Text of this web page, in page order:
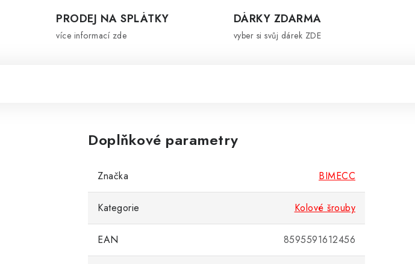
PRODEJ NA SPLÁTKY
více informací zde
DÁRKY ZDARMA
vyber si svůj dárek ZDE
Doplňkové parametry
Značka BIMECC
Kategorie Kolové šrouby
EAN 8595591612456